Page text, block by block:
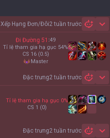
Xếp Hạng Đơn/Đôi2 tuần trước
Đi Đường 51 :49
Tỉ lệ tham gia hạ gục 54%
CS 16 (0.5)
master
Đặc trưng2 tuần trước
Tỉ lệ tham gia hạ gục 0%
CS 1 (0)
Đặc trưng2 tuần trước